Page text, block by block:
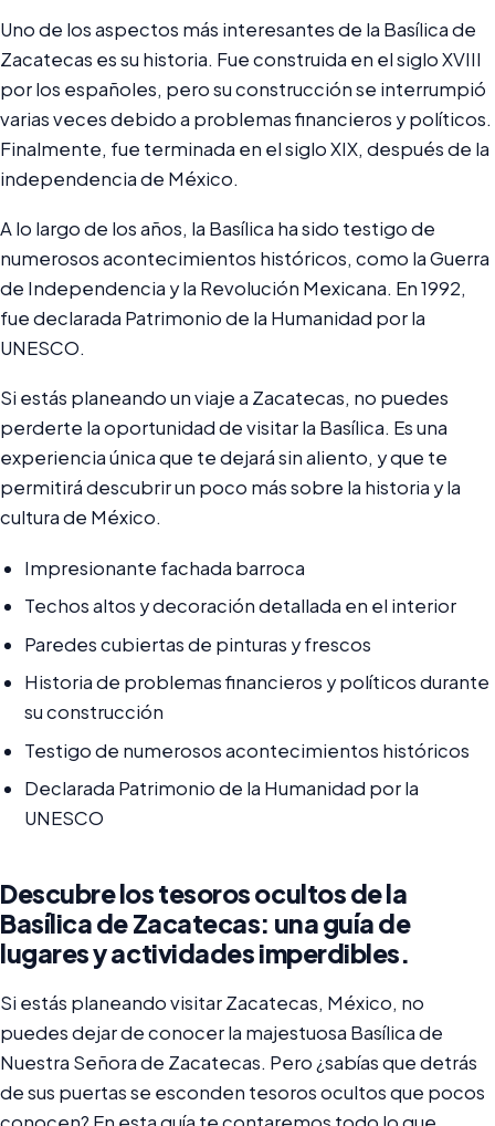
Uno de los aspectos más interesantes de la Basílica de
Zacatecas es su historia. Fue construida en el siglo XVIII
por los españoles, pero su construcción se interrumpió
varias veces debido a problemas financieros y políticos.
Finalmente, fue terminada en el siglo XIX, después de la
independencia de México.
A lo largo de los años, la Basílica ha sido testigo de
numerosos acontecimientos históricos, como la Guerra
de Independencia y la Revolución Mexicana. En 1992,
fue declarada Patrimonio de la Humanidad por la
UNESCO.
Si estás planeando un viaje a Zacatecas, no puedes
perderte la oportunidad de visitar la Basílica. Es una
experiencia única que te dejará sin aliento, y que te
permitirá descubrir un poco más sobre la historia y la
cultura de México.
Impresionante fachada barroca
Techos altos y decoración detallada en el interior
Paredes cubiertas de pinturas y frescos
Historia de problemas financieros y políticos durante
su construcción
Testigo de numerosos acontecimientos históricos
Declarada Patrimonio de la Humanidad por la
UNESCO
Descubre los tesoros ocultos de la
Basílica de Zacatecas: una guía de
lugares y actividades imperdibles.
Si estás planeando visitar Zacatecas, México, no
puedes dejar de conocer la majestuosa Basílica de
Nuestra Señora de Zacatecas. Pero ¿sabías que detrás
de sus puertas se esconden tesoros ocultos que pocos